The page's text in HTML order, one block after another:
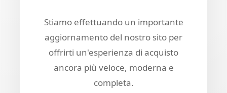
Stiamo effettuando un importante
aggiornamento del nostro sito per
offrirti un'esperienza di acquisto
ancora più veloce, moderna e
completa.